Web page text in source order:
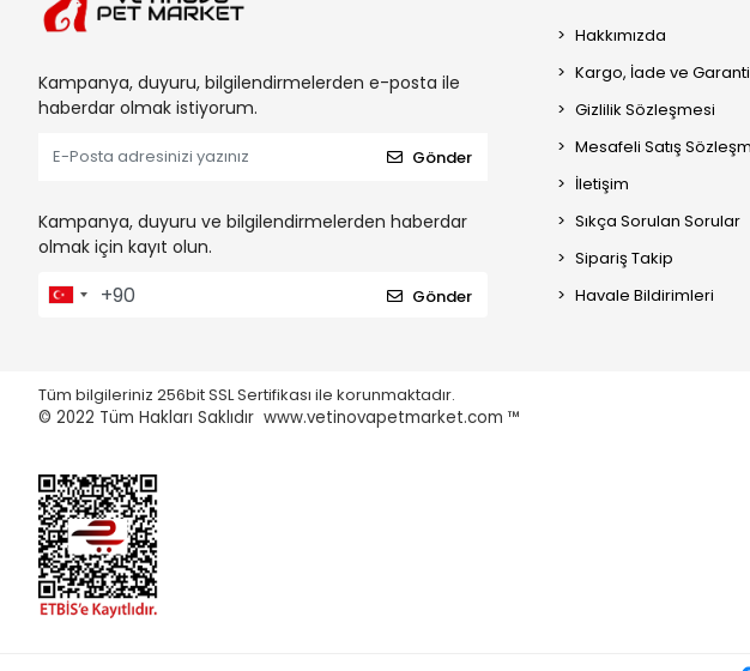
Kampanya, duyuru, bilgilendirmelerden e-posta ile
haberdar olmak istiyorum.
Gönder
Kampanya, duyuru ve bilgilendirmelerden haberdar
olmak için kayıt olun.
Gönder
Hakkımızda
Kargo, İade ve Garanti
Gizlilik Sözleşmesi
Mesafeli Satış
İletişim
Sıkça Sorulan Sorular
Sipariş Takip
Havale Bildirimleri
Tüm bilgileriniz 256bit SSL Sertifikası ile korunmaktadır.
© 2022 Tüm Hakları Saklıdır www.vetinovapetmarket.com ™